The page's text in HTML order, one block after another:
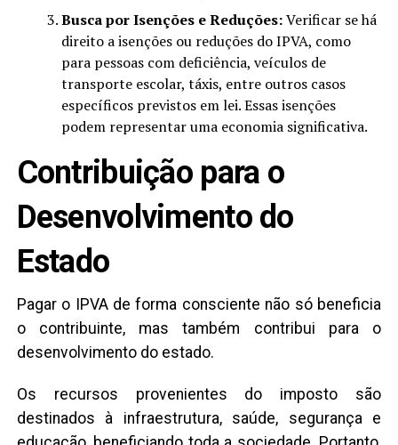
Busca por Isenções e Reduções:Verificar se há
direito a isenções ou reduções do IPVA, como
para pessoas com deficiência, veículos de
transporte escolar, táxis, entre outros casos
específicos previstos em lei. Essas isenções
podem representar uma economia significativa.
Contribuição para o
Desenvolvimento do
Estado
Pagar o IPVA de forma consciente não só beneficia
o contribuinte, mas também contribui para o
desenvolvimento do estado.
Os recursos provenientes do imposto são
destinados à infraestrutura, saúde, segurança e